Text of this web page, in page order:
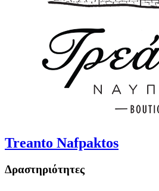
Treanto Nafpaktos
Δραστηριότητες